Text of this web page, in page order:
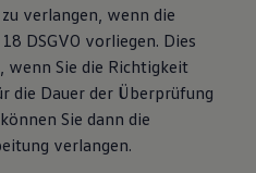
verlangen, wenn die
DSGVO vorliegen. Dies
wenn Sie die Richtigkeit
die Dauer der Überprüfung
Sie dann die
verlangen.